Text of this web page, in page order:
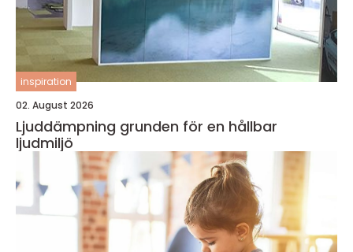
inspiration
02. August 2026
Ljuddämpning grunden för en hållbar
ljudmiljö